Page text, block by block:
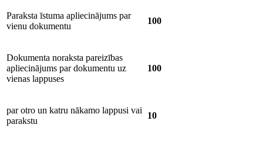
Paraksta īstuma apliecinājums par
vienu dokumentu
100
Dokumenta noraksta pareizības
apliecinājums par dokumentu uz
vienas lappuses
100
par otro un katru nākamo lappusi vai
parakstu
10